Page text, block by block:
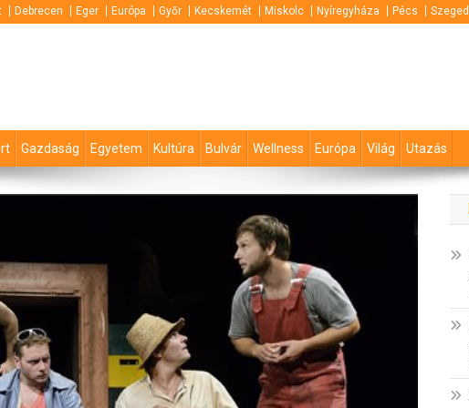
Debrecen Eger Európa Győr Kecskemét Miskolc Nyíregyháza Pécs Szeged
Gazdaság Egyetem Kultúra Bulvár Wellness Európa Világ Utazás